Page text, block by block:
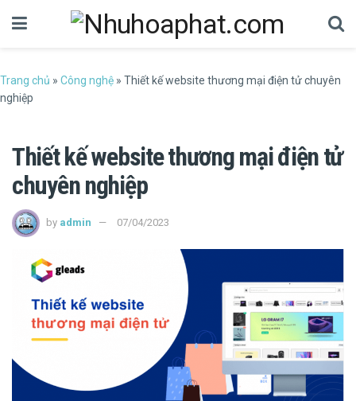
Trang chủ » Công nghệ » Thiết kế website thương mại điện tử chuyên
nghiệp
Thiết kế website thương mại điện tử
chuyên nghiệp
by admin 07/04/2023